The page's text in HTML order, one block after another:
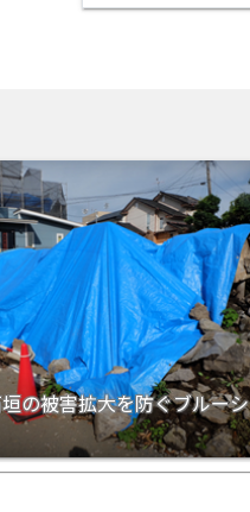
の被害拡大を防ぐブルーシ